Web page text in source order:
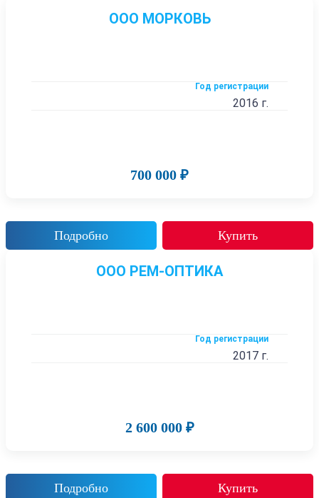
ООО МОРКОВЬ
Год регистрации
2016 г.
700 000 ₽
Подробно Купить
ООО РЕМ-ОПТИКА
Год регистрации
2017 г.
2 600 000 ₽
Подробно Купить